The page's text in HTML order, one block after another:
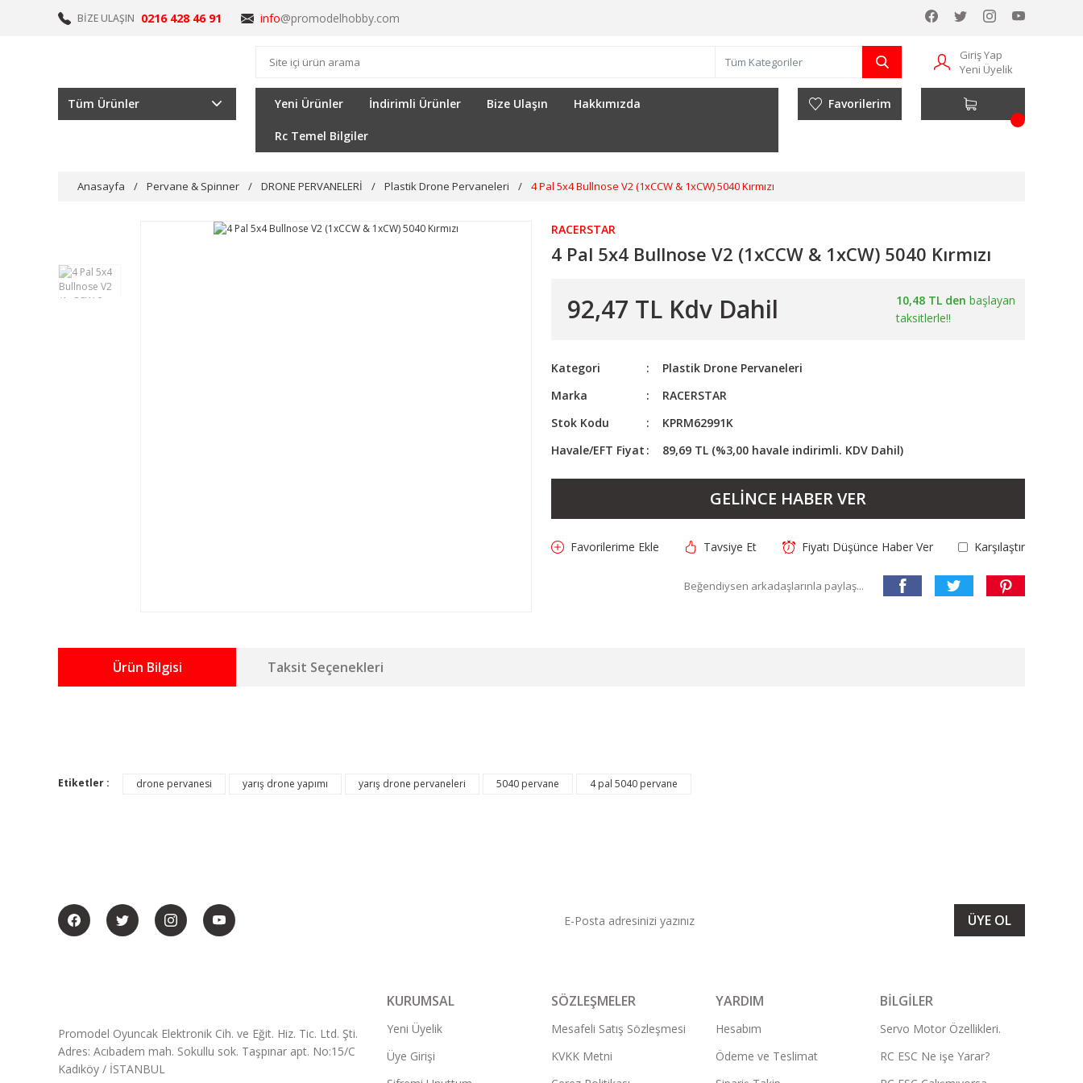
BİZE ULAŞIN 0216 428 46 91 info@promodelhobby.com
Giriş Yap
Yeni Üyelik
Tüm Ürünler Yeni Ürünler İndirimli Ürünler Bize Ulaşın Hakkımızda
Rc Temel Bilgiler
Favorilerim
Anasayfa Pervane & Spinner DRONE PERVANELERİ Plastik Drone Pervaneleri 4 Pal 5x4 Bullnose V2 (1xCCW & 1xCW) 5040 Kırmızı
RACERSTAR
4 Pal 5x4 Bullnose V2 (1xCCW & 1xCW) 5040 Kırmızı
92,47 TL Kdv Dahil 10,48 TL den başlayan
taksitlerle!!
Kategori
Plastik Drone Pervaneleri
Marka
RACERSTAR
Stok Kodu
KPRM62991K
Havale/EFT Fiyat
89,69 TL (%3,00 havale indirimli. KDV Dahil)
GELİNCE HABER VER
Tavsiye Et Fiyatı Düşünce Haber Ver Karşılaştır
Beğendiysen arkadaşlarınla paylaş...
Ürün Bilgisi Taksit Seçenekleri
Etiketler : drone pervanesi yarış drone yapımı yarış drone pervaneleri 5040 pervane 4 pal 5040 pervane
ÜYE OL
Promodel Oyuncak Elektronik Cih. ve Eğit. Hiz. Tic. Ltd. Şti.
Adres: Acıbadem mah. Sokullu sok. Taşpınar apt. No:15/C
Kadıköy / İSTANBUL
KURUMSAL
Yeni Üyelik
Üye Girişi
SÖZLEŞMELER
Mesafeli Satış Sözleşmesi
KVKK Metni
YARDIM
Hesabım
Ödeme ve Teslimat
BİLGİLER
Servo Motor Özellikleri.
RC ESC Ne işe Yarar?